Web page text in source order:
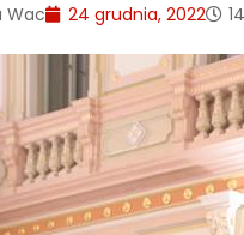
Wac 24 grudnia, 2022